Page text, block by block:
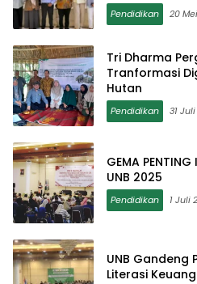
Pendidikan 20
Tri Dharma
Tranformasi
Hutan
Pendidikan 31
GEMA
UNB 2025
Pendidikan 1 Juli
UNB Gandeng
Literasi